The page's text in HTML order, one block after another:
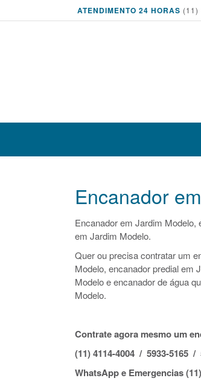
ATENDIMENTO 24 HORAS (11)
Encanador
Encanador em Jardim
em Jardim Modelo.
Quer ou precisa contratar um
Modelo, encanador predial em
Modelo e encanador de água
Modelo.
Contrate agora mesmo um
(11) 4114-4004 / 5933-5165 /
WhatsApp e Emergencias